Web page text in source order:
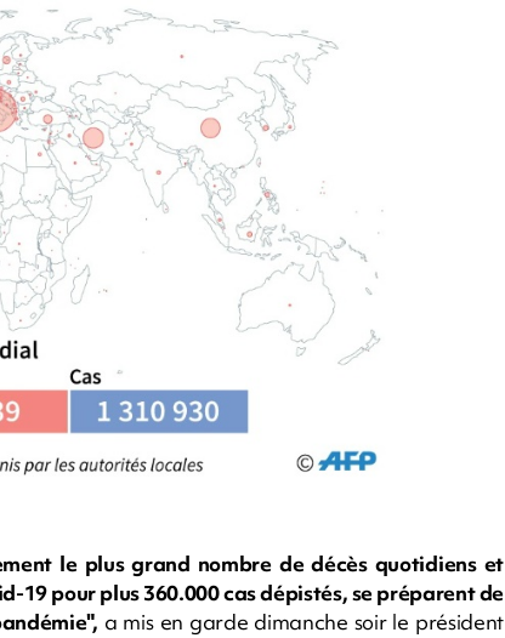
le plus grand nombre de décès quotidiens et
19 pour plus 360.000 cas dépistés, se préparent de
a mis en garde dimanche soir le président